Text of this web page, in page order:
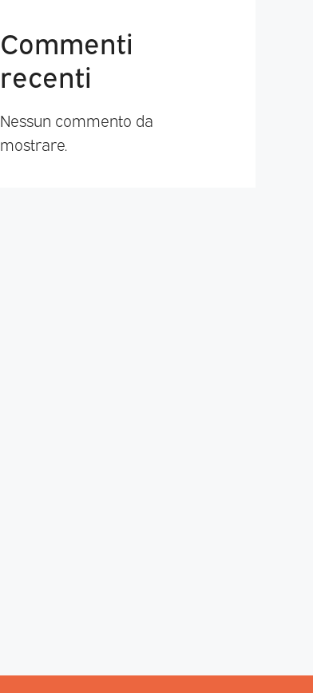
Commenti
recenti
Nessun commento da
mostrare.